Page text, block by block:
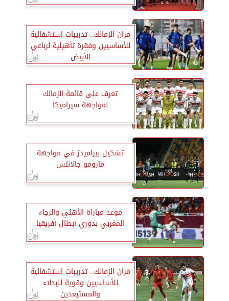
مران الزمالك.. تدريبات استشفائية
للأساسيين وفقرة تأهيلية لرباعي
الأبيض
تعرف على قائمة الزمالك
لمواجهة سيراميكا
تشكيل بيراميدز في مواجهة
مارومو جالانتس
موعد مباراة الأهلي والرجاء
المغربي بدوري أبطال أفريقيا
مران الزمالك.. تدريبات استشفائية
للأساسيين وقوية للبدلاء
والمستبعدين